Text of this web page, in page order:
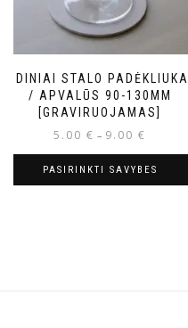
ODINIAI STALO PADĖKLIUKAI
/ APVALŪS 90-130MM
[GRAVIRUOJAMAS]
5.00 € – 9.00 €
PASIRINKTI SAVYBES